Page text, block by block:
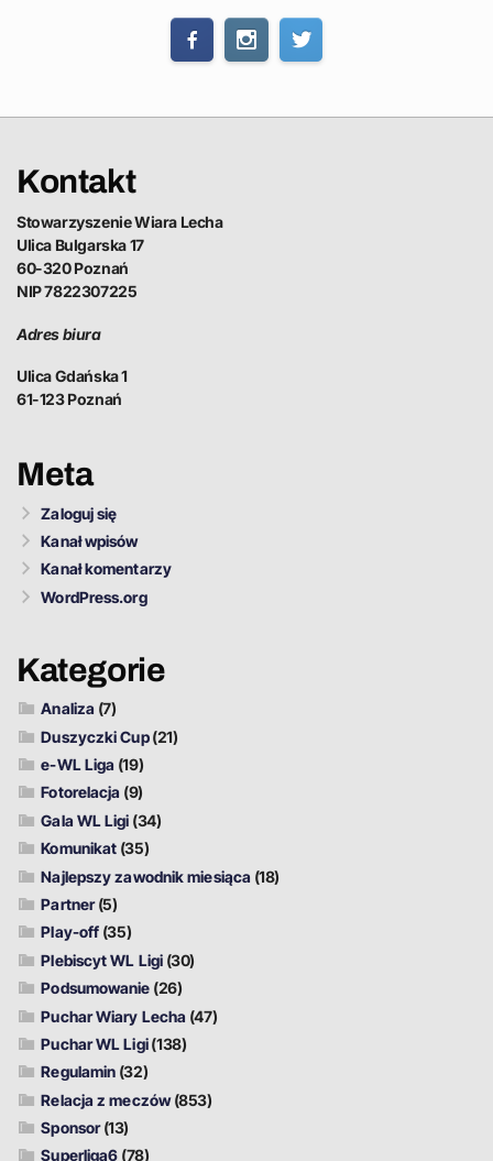
Kontakt
Stowarzyszenie Wiara Lecha
Ulica Bulgarska 17
60-320 Poznań
NIP 7822307225
Adres biura
Ulica Gdańska 1
61-123 Poznań
Meta
Zaloguj się
Kanał wpisów
Kanał komentarzy
WordPress.org
Kategorie
Analiza (7)
Duszyczki Cup(21)
e-WL Liga (19)
Fotorelacja (9)
Gala WL Ligi (34)
Komunikat (35)
Najlepszy zawodnik miesiąca (18)
Partner(5)
Play-off (35)
Plebiscyt WL Ligi (30)
Podsumowanie (26)
Puchar Wiary Lecha (47)
Puchar WL Ligi(138)
Regulamin (32)
Relacja z meczów(853)
Sponsor(13)
Superliga6 (78)